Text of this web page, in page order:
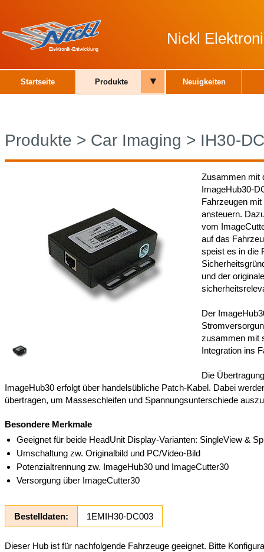
Nickl
Startseite Produkte ▾ Neuigkeiten
Produkte > Car Imaging > IH30-
Zusammen mit
ImageHub30-
Fahrzeugen
ansteuern.
vom
auf das
speist es in die
und der
Der
zusammen mit
Integration ins
Die
ImageHub30 erfolgt über handelsübliche Patch-Kabel. Dabei
übertragen, um Masseschleifen und Spannungsunterschiede
Besondere Merkmale
Geeignet für beide HeadUnit Display-Varianten: SingleView &
Umschaltung zw. Originalbild und PC/Video-Bild
Potenzialtrennung zw. ImageHub30 und ImageCutter30
Versorgung über ImageCutter30
Bestelldaten: 1EMIH30-DC003
Dieser Hub ist für nachfolgende Fahrzeuge geeignet. Bitte